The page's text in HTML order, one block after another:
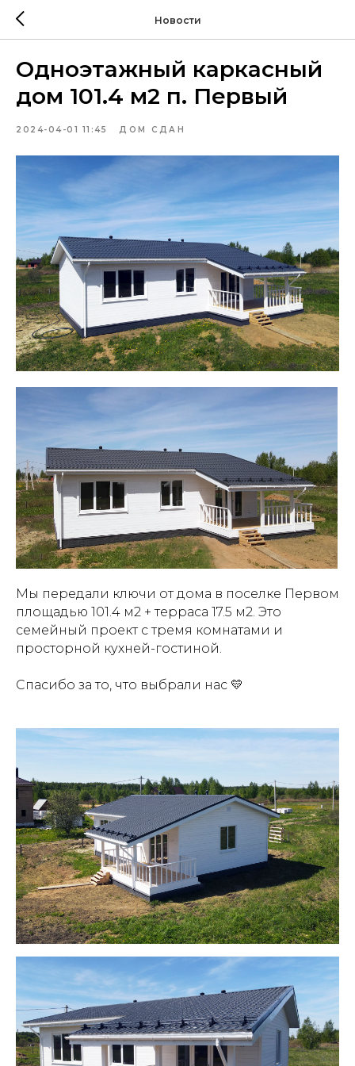
Новости
Одноэтажный каркасный
дом 101.4 м2 п. Первый
2024-04-01 11:45 ДОМ СДАН
Мы передали ключи от дома в поселке Первом
площадью 101.4 м2 + терраса 17.5 м2. Это
семейный проект с тремя комнатами и
просторной кухней-гостиной.
Спасибо за то, что выбрали нас 💛